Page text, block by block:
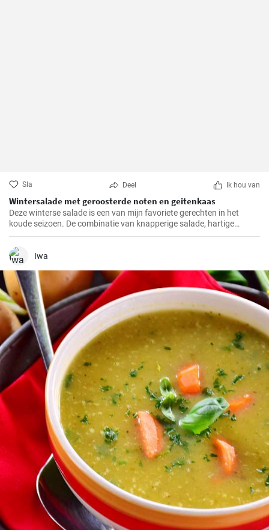
Sla Deel Ik hou van
Wintersalade met geroosterde noten en geitenkaas
Deze winterse salade is een van mijn favoriete gerechten in het
koude seizoen. De combinatie van knapperige salade, hartige
geitenkaas en knapperig geroosterde noten biedt niet alleen een
buitengewone smaakervaring, maar is ook een visueel hoogtepunt.
Ik heb dit recept al zo vaak gemaakt voor mijn familie en vrienden en
Iwa